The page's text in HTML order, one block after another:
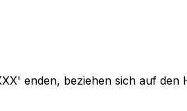
enden, beziehen sich auf den